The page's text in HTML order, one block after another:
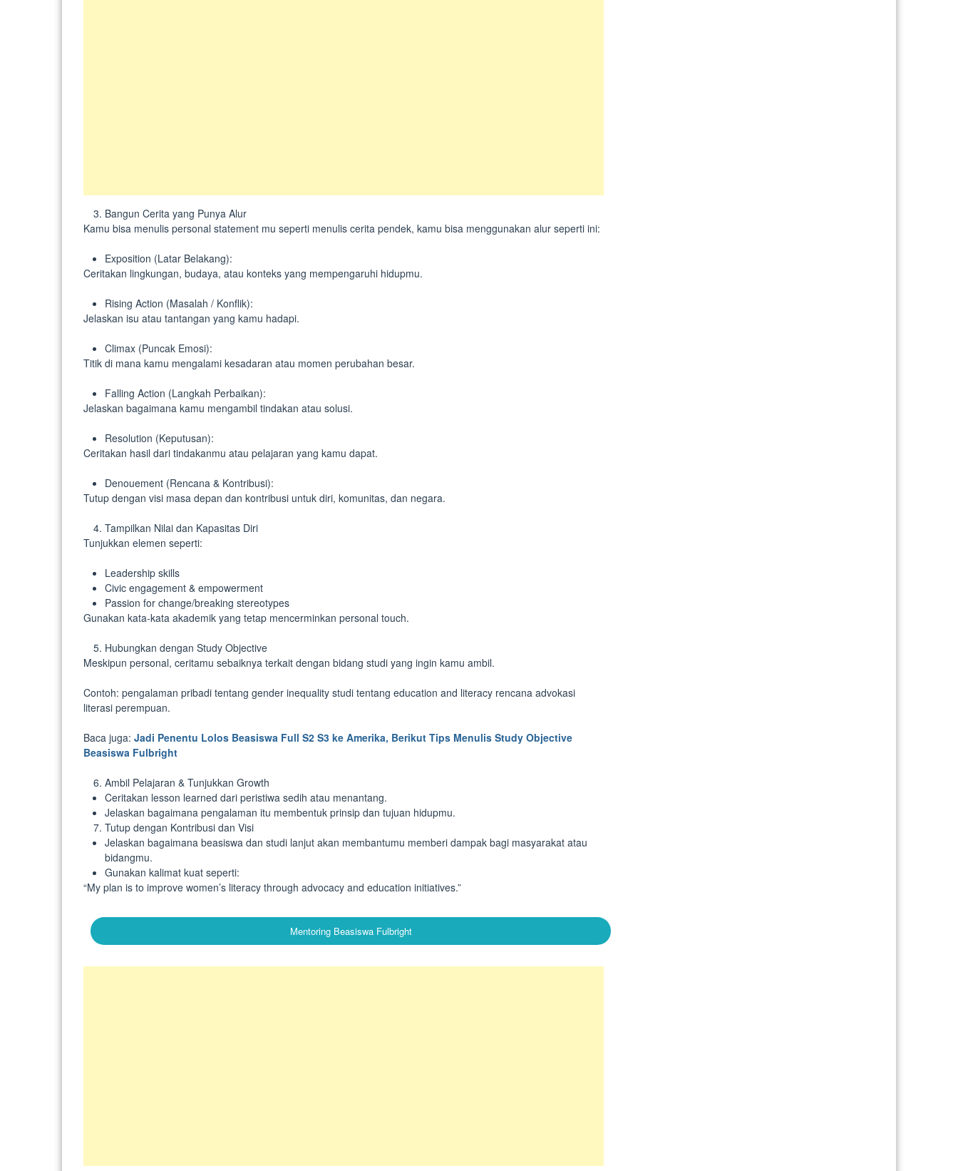
Bangun Cerita yang Punya Alur
Kamu bisa menulis personal statement mu seperti menulis cerita pendek, kamu bisa menggunakan alur seperti ini:
Exposition (Latar Belakang):
Ceritakan lingkungan, budaya, atau konteks yang mempengaruhi hidupmu.
Rising Action (Masalah / Konflik):
Jelaskan isu atau tantangan yang kamu hadapi.
Climax (Puncak Emosi):
Titik di mana kamu mengalami kesadaran atau momen perubahan besar.
Falling Action (Langkah Perbaikan):
Jelaskan bagaimana kamu mengambil tindakan atau solusi.
Resolution (Keputusan):
Ceritakan hasil dari tindakanmu atau pelajaran yang kamu dapat.
Denouement (Rencana & Kontribusi):
Tutup dengan visi masa depan dan kontribusi untuk diri, komunitas, dan negara.
Tampilkan Nilai dan Kapasitas Diri
Tunjukkan elemen seperti:
Leadership skills
Civic engagement & empowerment
Passion for change/breaking stereotypes
Gunakan kata-kata akademik yang tetap mencerminkan personal touch.
Hubungkan dengan Study Objective
Meskipun personal, ceritamu sebaiknya terkait dengan bidang studi yang ingin kamu ambil.
Contoh: pengalaman pribadi tentang gender inequality studi tentang education and literacy rencana advokasi
literasi perempuan.
Baca juga: Jadi Penentu Lolos Beasiswa Full S2 S3 ke Amerika, Berikut Tips Menulis Study Objective
Beasiswa Fulbright
Ambil Pelajaran & Tunjukkan Growth
Ceritakan lesson learned dari peristiwa sedih atau menantang.
Jelaskan bagaimana pengalaman itu membentuk prinsip dan tujuan hidupmu.
Tutup dengan Kontribusi dan Visi
Jelaskan bagaimana beasiswa dan studi lanjut akan membantumu memberi dampak bagi masyarakat atau
bidangmu.
Gunakan kalimat kuat seperti:
“My plan is to improve women’s literacy through advocacy and education initiatives.”
Mentoring Beasiswa Fulbright